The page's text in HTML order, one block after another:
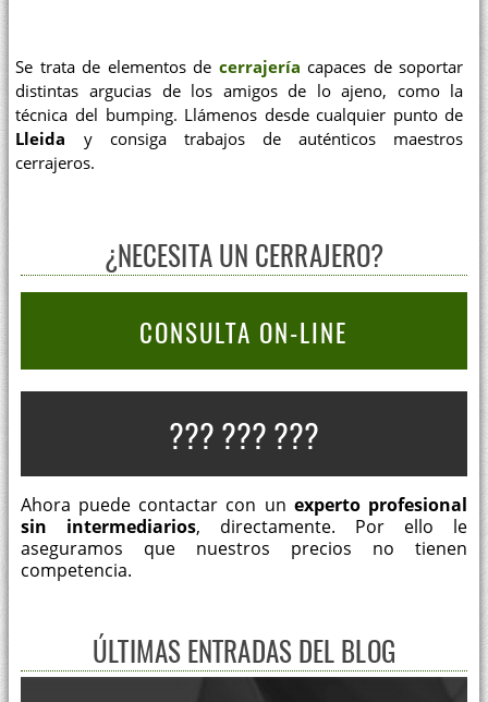
Se trata de elementos de cerrajería capaces de soportar
distintas argucias de los amigos de lo ajeno, como la
técnica del bumping. Llámenos desde cualquier punto de
Lleida y consiga trabajos de auténticos maestros
cerrajeros.
¿NECESITA UN CERRAJERO?
CONSULTA ON-LINE
??? ??? ???
Ahora puede contactar con unexperto profesional
sin intermediarios, directamente. Por ello le
aseguramos que nuestros precios no tienen
competencia.
ÚLTIMAS ENTRADAS DEL BLOG